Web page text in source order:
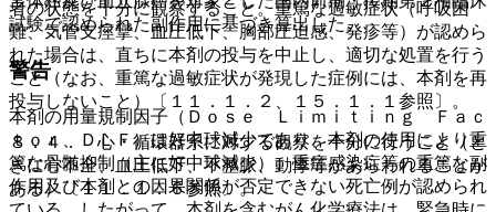
者の状態を十分に観察すること。重篤な過敏症状（呼吸困
難、気管支痙攣、血圧低下、胸部圧迫感、発疹等）が認めら
れた場合は、直ちに本剤の投与を中止し、適切な処置を行う
こと（なお、重篤な過敏症状が発現した症例には、本剤を再
投与しないこと）〔１１．１．２、１５．１．１参照〕。
８．４． 心・循環器系に対する観察を十分に行うこと（と
きに心不全、血圧低下、不整脈、動悸等があらわれることが
ある）〔１１．１．６参照〕。
試験で認められた副作用に基づき算出した。
警告
本剤の用量規制因子（Ｄｏｓｅ Ｌｉｍｉｔｉｎｇ Ｆａｃ
ｔｏｒ、ＤＬＦ）は好中球減少であり、本剤の使用により重
篤な骨髄抑制（主に好中球減少）、重症感染症等の重篤な副
作用及び本剤との因果関係が否定できない死亡例が認められ